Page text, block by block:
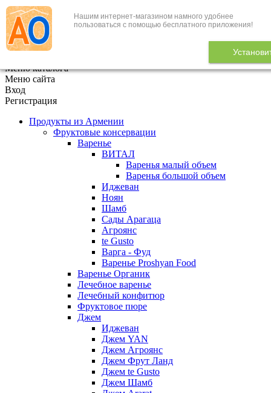
Нашим интернет-магазином намного удобнее
пользоваться с помощью бесплатного приложения!
+7 (495) 646-888-1
В корзине 0
Меню каталога
Меню сайта
Вход
Регистрация
Продукты из Армении
Фруктовые консервации
Варенье
ВИТАЛ
Варенья малый объем
Варенья большой объем
Иджеван
Ноян
Шамб
Сады Арагаца
Агроянс
te Gusto
Варга - Фуд
Варенье Proshyan Food
Варенье Органик
Лечебное варенье
Лечебный конфитюр
Фруктовое пюре
Джем
Иджеван
Джем YAN
Джем Агроянс
Джем Фрут Ланд
Джем te Gusto
Джем Шамб